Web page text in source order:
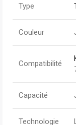
Type
Couleur
Compatibilité
Capacité
Technologie